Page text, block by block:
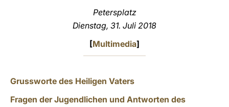
Petersplatz
Dienstag, 31. Juli 2018
[Multimedia]
Grussworte des Heiligen Vaters
Fragen der Jugendlichen und Antworten des